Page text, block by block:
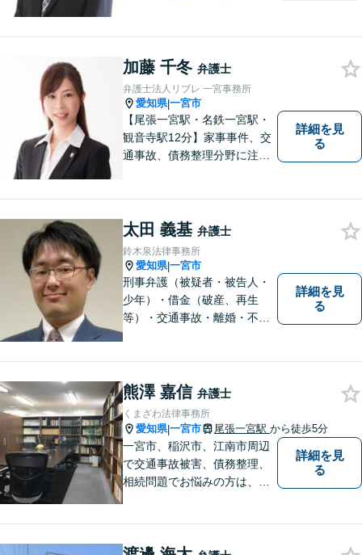
い」という方も、まずはお気
軽にご相談ください。
加藤 千冬 弁護士
弁護士法人リブレ 一宮事務所
愛知県|一宮市
【尾張一宮駅・名鉄一宮駅・
観音寺駅12分】家事事件、交
通事故、債務整理分野に注力
りの際は、ぜひお気軽にご相
談ください。頼れるパートナ
ーとして尽力します！
詳細を見
る
太田 義基 弁護士
鈴木泉法律事務所
愛知県|一宮市
刑事弁護（被疑者・被告人・
少年）・借金（破産、再生
等）・交通事故・離婚・不貞
ラブル（相続、遺言等）・犯
罪被害者対応を主に取り扱っ
ております
詳細を見
る
熊澤 嘉信 弁護士
くまざわ法律事務所
愛知県|一宮市 尾張一宮駅 から徒歩5分
一宮市、稲沢市、江南市周辺
で交通事故被害、債務整理、
相続問題でお悩みの方は、一
詳細を見
る